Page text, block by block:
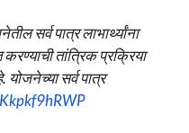
सर्व पात्र लाभार्थ्यांना
करण्याची तांत्रिक प्रक्रिया
सर्व पात्र